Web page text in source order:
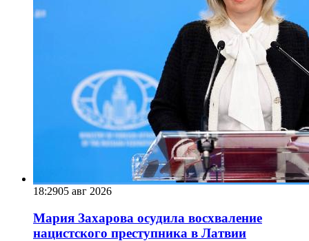
18:2905 авг 2026
Мария Захарова осудила восхваление
нацистского преступника в Латвии